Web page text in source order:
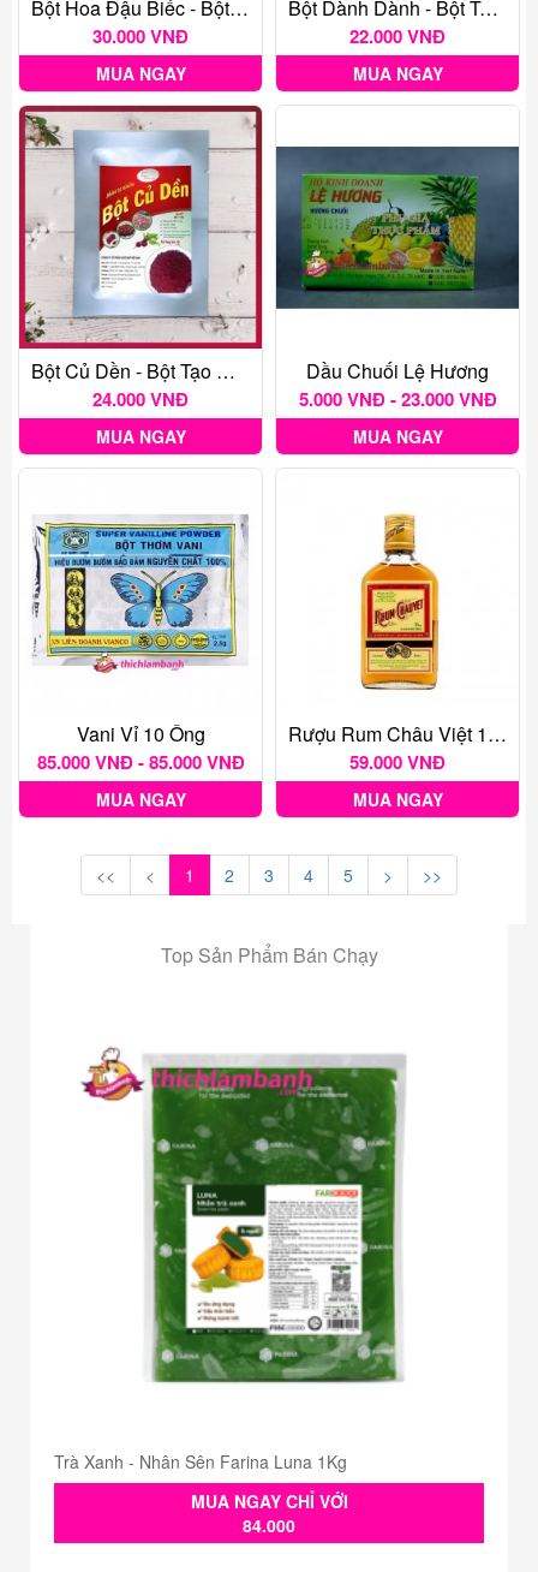
Bột Hoa Đậu Biếc - Bột Tạo Màu Thực Phẩm Tự Nhiên Gói 20G
30.000 VNĐ
MUA NGAY
Bột Dành Dành - Bột Tạo Màu Thực Phẩm Tự Nhiên Gói 20G
22.000 VNĐ
MUA NGAY
Bột Củ Dền - Bột Tạo Màu Thực Phẩm Tự Nhiên Gói 20G
24.000 VNĐ
MUA NGAY
Dầu Chuối Lệ Hương
5.000 VNĐ - 23.000 VNĐ
MUA NGAY
Vani Vỉ 10 Ống
85.000 VNĐ - 85.000 VNĐ
MUA NGAY
Rượu Rum Châu Việt 175 Ml
59.000 VNĐ
MUA NGAY
<< < 1 2 3 4 5 > >>
Top Sản Phẩm Bán Chạy
Trà Xanh - Nhân Sên Farina Luna 1Kg
MUA NGAY CHỈ VỚI
84.000